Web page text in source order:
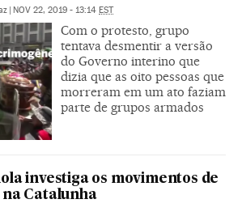
| NOV 22, 2019 - 13:14 EST
Com o protesto, grupo
tentava desmentir a versão
do Governo interino que
dizia que as oito pessoas que
morreram em um ato faziam
parte de grupos armados
investiga os movimentos de
na Catalunha